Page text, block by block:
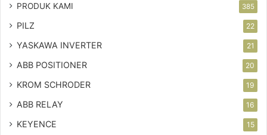
PRODUK KAMI 385
PILZ 22
YASKAWA INVERTER 21
ABB POSITIONER 20
KROM SCHRODER 19
ABB RELAY 16
KEYENCE 15